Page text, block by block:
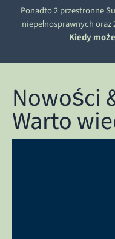
Ponadto 2 przestronne
niepełnosprawnych oraz
Kiedy
Nowości
Warto